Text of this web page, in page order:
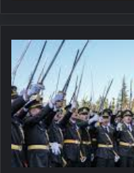
İhraçları
istenen
teğmenlerin
dosyası
ikinci
kez
disiplin
kurulunda